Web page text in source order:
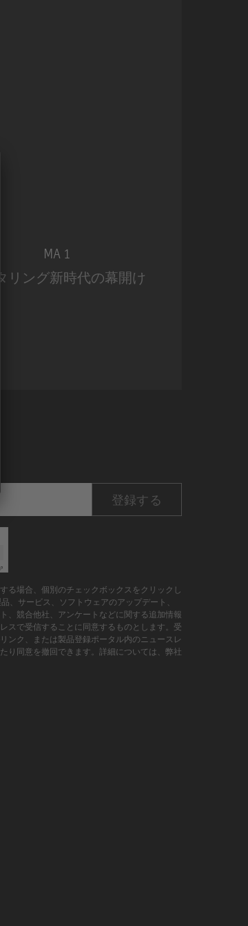
MA 1
リング新時代の幕開け
登録する
る場合、個別のチェックボックスをクリックし
、サービス、ソフトウェアのアップデート、
、競合他社、アンケートなどに関する追加情報
スで受信することに同意するものとします。受
ンク、または製品登録ポータル内のニュースレ
り同意を撤回できます。詳細については、弊社